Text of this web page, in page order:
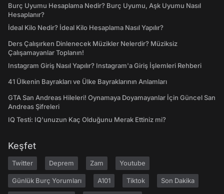
Burç Uyumu Hesaplama Nedir? Burç Uyumu, Aşk Uyumu Nasıl
Hesaplanır?
İdeal Kilo Nedir? İdeal Kilo Hesaplama Nasıl Yapılır?
Ders Çalışırken Dinlenecek Müzikler Nelerdir? Müziksiz
Çalışamayanlar Toplanın!
Instagram Giriş Nasıl Yapılır? Instagram'a Giriş İşlemleri Rehberi
41 Ülkenin Bayrakları ve Ülke Bayraklarının Anlamları
GTA San Andreas Hileleri! Oynamaya Doyamayanlar İçin Güncel San
Andreas Şifreleri
IQ Testi: IQ'unuzun Kaç Olduğunu Merak Ettiniz mi?
Keşfet
Twitter Deprem Zam Youtube
Günlük Burç Yorumları A101 Tiktok Son Dakika